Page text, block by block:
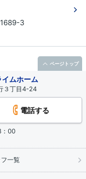
1689-3
ムホーム
３丁目4-24
電話する
：00
一覧
ページトップ